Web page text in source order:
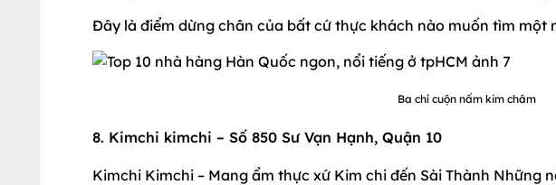
Đây là điểm dừng chân của bất cứ thực khách nào muốn tìm một
Ba chỉ cuộn nấm kim châm
8. Kimchi kimchi – Số 850 Sư Vạn Hạnh, Quận 10
Kimchi Kimchi – Mang ẩm thực xứ Kim chi đến Sài Thành Những